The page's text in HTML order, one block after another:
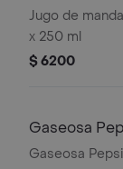
Jugo de
x 250 ml
$ 6200
Gaseosa
Gaseosa